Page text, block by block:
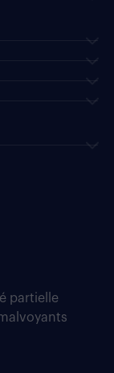
partielle